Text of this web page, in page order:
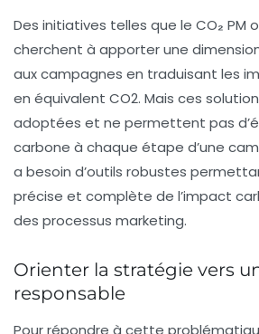
Des initiatives telles que le CO₂ PM
cherchent à apporter une
aux campagnes en traduisant les
en équivalent CO2. Mais ces
adoptées et ne permettent pas
carbone à chaque étape d’une
a besoin d’outils robustes
précise et complète de l’impact
des processus marketing.
Orienter la stratégie vers
responsable
Pour répondre à cette